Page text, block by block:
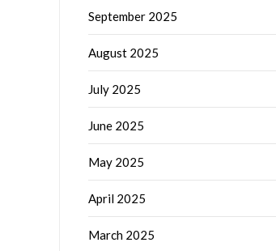
September 2025
August 2025
July 2025
June 2025
May 2025
April 2025
March 2025